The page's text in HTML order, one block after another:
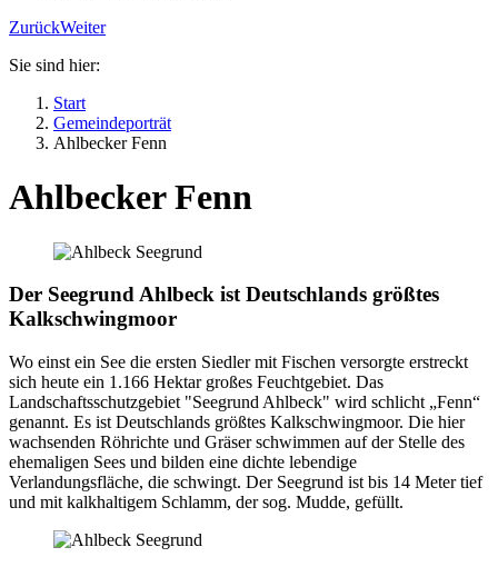
ZurückWeiter
Sie sind hier:
Start
Gemeindeporträt
Ahlbecker Fenn
Ahlbecker Fenn
Der Seegrund Ahlbeck ist Deutschlands größtes
Kalkschwingmoor
Wo einst ein See die ersten Siedler mit Fischen versorgte erstreckt
sich heute ein 1.166 Hektar großes Feuchtgebiet. Das
Landschaftsschutzgebiet "Seegrund Ahlbeck" wird schlicht „Fenn“
genannt. Es ist Deutschlands größtes Kalkschwingmoor. Die hier
wachsenden Röhrichte und Gräser schwimmen auf der Stelle des
ehemaligen Sees und bilden eine dichte lebendige
Verlandungsfläche, die schwingt. Der Seegrund ist bis 14 Meter tief
und mit kalkhaltigem Schlamm, der sog. Mudde, gefüllt.